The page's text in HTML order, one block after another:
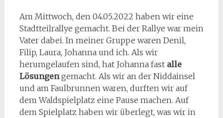
Am Mittwoch, den 04.05.2022 haben wir eine
Stadtteilrallye gemacht. Bei der Rallye war mein
Vater dabei. In meiner Gruppe waren Denil,
Filip, Laura, Johanna und ich. Als wir
herumgelaufen sind, hat Johanna fast alle
Lösungengemacht. Als wir an der Niddainsel
und am Faulbrunnen waren, durften wir auf
dem Waldspielplatz eine Pause machen. Auf
dem Spielplatz haben wir überlegt, was wir in